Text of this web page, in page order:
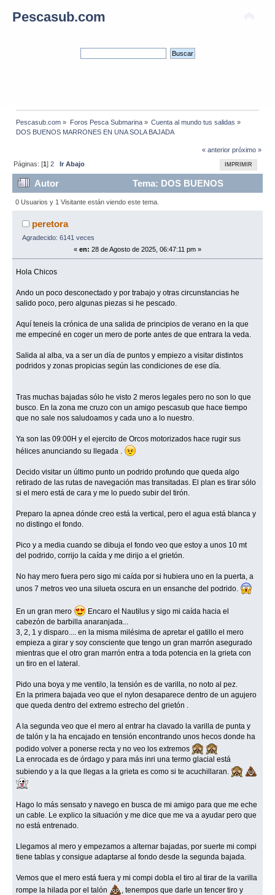
Pescasub.com
Pescasub.com » Foros Pesca Submarina» Cuenta al mundo tus salidas »
DOS BUENOS MARRONES EN UNA SOLA BAJADA
« anterior próximo »
IMPRIMIR
Páginas: [1]2 Ir Abajo
Autor
Tema: DOS BUENOS
MARRONES EN UNA SOLA BAJADA (Leído 2455
veces)
0 Usuarios y 1 Visitante están viendo este tema.
peretora
Agradecido: 6141 veces
« en: 28 de Agosto de 2025, 06:47:11 pm »
Hola Chicos
Ando un poco desconectado y por trabajo y otras circunstancias he
salido poco, pero algunas piezas si he pescado.
Aquí teneis la crónica de una salida de principios de verano en la que
me empeciné en coger un mero de porte antes de que entrara la veda.
Salida al alba, va a ser un día de puntos y empiezo a visitar distintos
podridos y zonas propicias según las condiciones de ese día.
Tras muchas bajadas sólo he visto 2 meros legales pero no son lo que
busco. En la zona me cruzo con un amigo pescasub que hace tiempo
que no sale nos saludoamos y cada uno a lo nuestro.
Ya son las 09:00H y el ejercito de Orcos motorizados hace rugir sus
hélices anunciando su llegada .
Decido visitar un último punto un podrido profundo que queda algo
retirado de las rutas de navegación mas transitadas. El plan es tirar sólo
si el mero está de cara y me lo puedo subir del tirón.
Preparo la apnea dónde creo está la vertical, pero el agua está blanca y
no distingo el fondo.
Pico y a media cuando se dibuja el fondo veo que estoy a unos 10 mt
del podrido, corrijo la caída y me dirijo a el grietón.
No hay mero fuera pero sigo mi caída por si hubiera uno en la puerta, a
unos 7 metros veo una silueta oscura en un ensanche del podrido.
En un gran mero
Encaro el Nautilus y sigo mi caída hacia el
cabezón de barbilla anaranjada...
3, 2, 1 y disparo.... en la misma milésima de apretar el gatillo el mero
empieza a girar y soy consciente que tengo un gran marrón asegurado
mientras que el otro gran marrón entra a toda potencia en la grieta con
un tiro en el lateral.
Pido una boya y me ventilo, la tensión es de varilla, no noto al pez.
En la primera bajada veo que el nylon desaparece dentro de un agujero
que queda dentro del extremo estrecho del grietón .
A la segunda veo que el mero al entrar ha clavado la varilla de punta y
de talón y la ha encajado en tensión encontrando unos hecos donde ha
podido volver a ponerse recta y no veo los extremos
La enrocada es de órdago y para más inri una termo glacial está
subiendo y a la que llegas a la grieta es como si te acuchillaran.
Hago lo más sensato y navego en busca de mi amigo para que me eche
un cable. Le explico la situación y me dice que me va a ayudar pero que
no está entrenado.
Llegamos al mero y empezamos a alternar bajadas, por suerte mi compi
tiene tablas y consigue adaptarse al fondo desde la segunda bajada.
Vemos que el mero está fuera y mi compi dobla el tiro al tirar de la varilla
rompe la hilada por el talón
, tenempos que darle un tencer tiro y